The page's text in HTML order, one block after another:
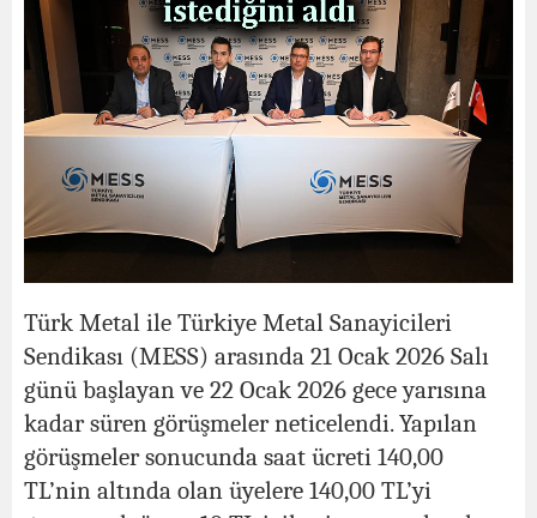
Türk Metal ile Türkiye Metal Sanayicileri
Sendikası (MESS) arasında 21 Ocak 2026 Salı
günü başlayan ve 22 Ocak 2026 gece yarısına
kadar süren görüşmeler neticelendi. Yapılan
görüşmeler sonucunda saat ücreti 140,00
TL’nin altında olan üyelere 140,00 TL’yi